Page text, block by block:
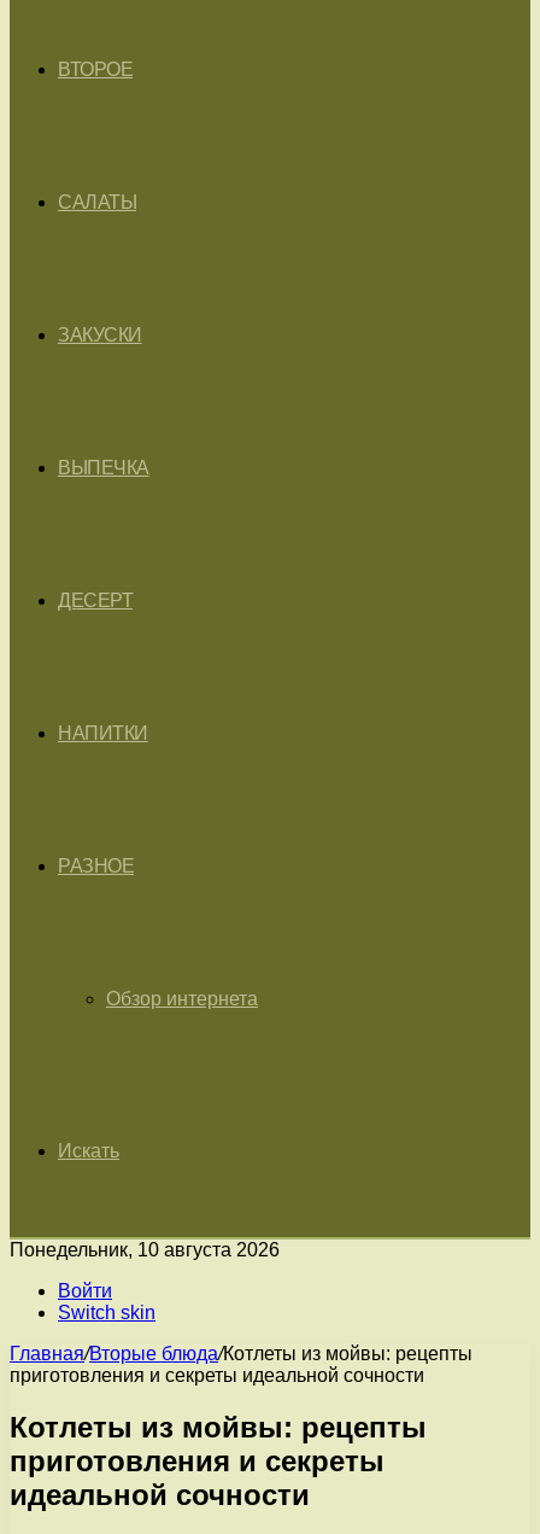
ВТОРОЕ
САЛАТЫ
ЗАКУСКИ
ВЫПЕЧКА
ДЕСЕРТ
НАПИТКИ
РАЗНОЕ
Обзор интернета
Искать
Понедельник, 10 августа 2026
Войти
Switch skin
Главная/Вторые блюда/Котлеты из мойвы: рецепты
приготовления и секреты идеальной сочности
Котлеты из мойвы: рецепты
приготовления и секреты
идеальной сочности